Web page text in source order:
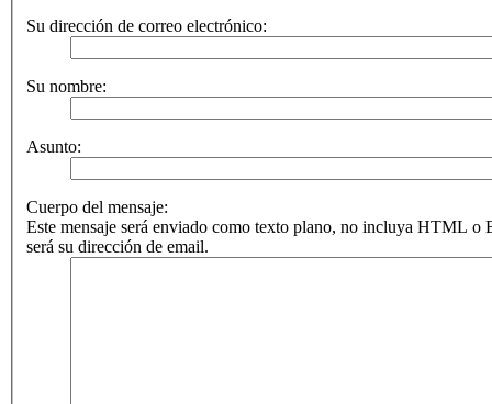
Su dirección de correo electrónico:
Su nombre:
Asunto:
Cuerpo del mensaje:
Este mensaje será enviado como texto plano, no incluya HTML o
será su dirección de email.